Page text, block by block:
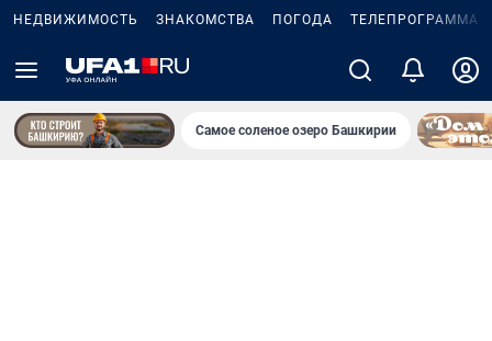
НЕДВИЖИМОСТЬ ЗНАКОМСТВА ПОГОДА ТЕЛЕПРОГРАММА
Самое соленое озеро Башкирии